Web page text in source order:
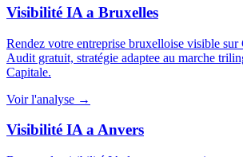
Visibilité IA a Bruxelles
Rendez votre entreprise bruxelloise visible
Audit gratuit, stratégie adaptee au marche
Capitale.
Voir l'analyse →
Visibilité IA a Anvers